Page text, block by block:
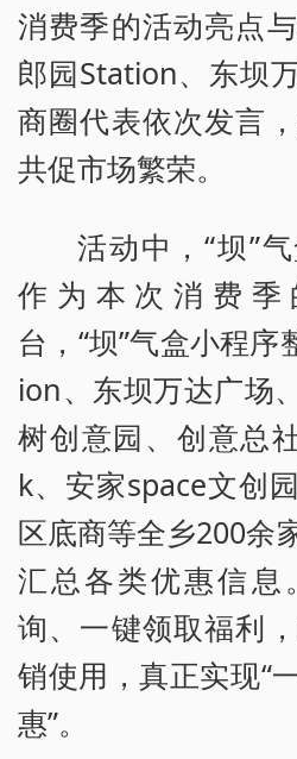
消费季的活动亮点
郎园Station、东坝
商圈代表依次发言
共促市场繁荣。
活动中，“坝”
作为本次消费
台，“坝”气盒小程
ion、东坝万达广场
树创意园、创意总
k、安家space文创
区底商等全乡200余
汇总各类优惠信息
询、一键领取福利
销使用，真正实现“
惠”。